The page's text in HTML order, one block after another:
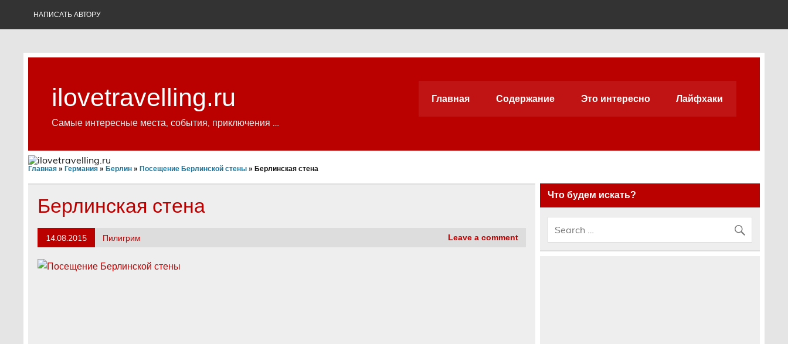
НАПИСАТЬ АВТОРУ
ilovetravelling.ru
Самые интересные места, события, приключения …
Главная Содержание Это интересно Лайфхаки
Главная »Германия »Берлин »Посещение Берлинской стены »Берлинская стена
Берлинская стена
14.08.2015 Пилигрим Leave a comment
Что будем искать?